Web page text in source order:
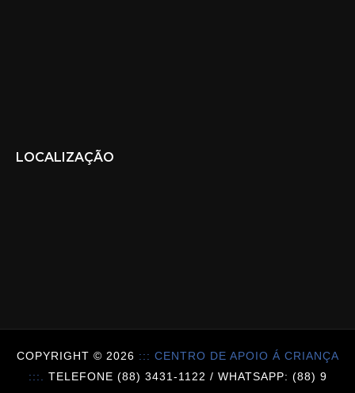
LOCALIZAÇÃO
COPYRIGHT © 2026 ::: CENTRO DE APOIO Á CRIANÇA
:::. TELEFONE (88) 3431-1122 / WHATSAPP: (88) 9